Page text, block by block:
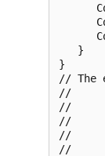
   }
}
// The
//
//
//
//
//